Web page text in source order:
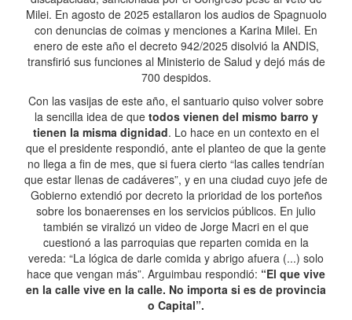
Milei. En agosto de 2025 estallaron los audios de Spagnuolo
con denuncias de coimas y menciones a Karina Milei. En
enero de este año el decreto 942/2025 disolvió la ANDIS,
transfirió sus funciones al Ministerio de Salud y dejó más de
700 despidos.
Con las vasijas de este año, el santuario quiso volver sobre
la sencilla idea de que todos vienen del mismo barro y
tienen la misma dignidad. Lo hace en un contexto en el
que el presidente respondió, ante el planteo de que la gente
no llega a fin de mes, que si fuera cierto “las calles tendrían
que estar llenas de cadáveres”, y en una ciudad cuyo jefe de
Gobierno extendió por decreto la prioridad de los porteños
sobre los bonaerenses en los servicios públicos. En julio
también se viralizó un video de Jorge Macri en el que
cuestionó a las parroquias que reparten comida en la
vereda: “La lógica de darle comida y abrigo afuera (...) solo
hace que vengan más”. Arguimbau respondió: “El que vive
en la calle vive en la calle. No importa si es de provincia
o Capital”.